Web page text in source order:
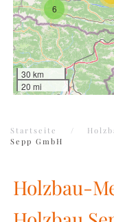
6
30 km
20 mi
Startseite
Sepp GmbH
Holzbau-